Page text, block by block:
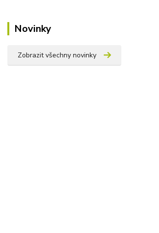
Novinky
Zobrazit všechny novinky